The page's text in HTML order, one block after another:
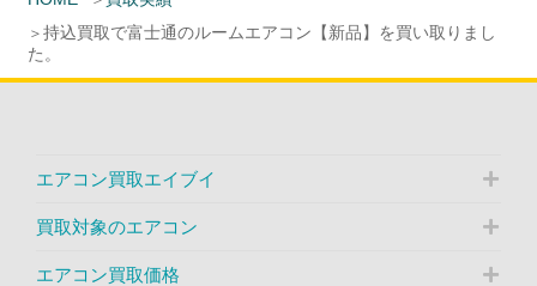
持込買取で富士通のルームエアコン【新品】を買い取りまし
た。
エアコン買取エイブイ
買取対象のエアコン
エアコン買取価格